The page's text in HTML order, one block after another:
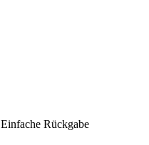
Einfache Rückgabe